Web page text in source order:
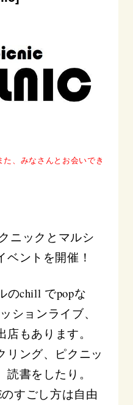
、みなさんとお会いでき
ニックとマルシ
ベントを開催！
のchill でpopな
ションライブ、
もあります。
リング、ピクニッ
書をしたり。
すごし方は自由